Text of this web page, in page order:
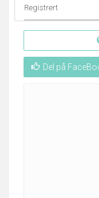
Registrert
Del på